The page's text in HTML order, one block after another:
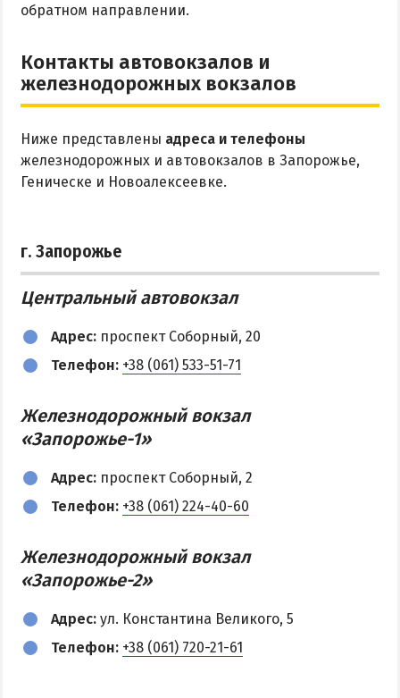
обратном направлении.
Контакты автовокзалов и
железнодорожных вокзалов
Ниже представлены адреса и телефоны
железнодорожных и автовокзалов в Запорожье,
Геническе и Новоалексеевке.
г. Запорожье
Центральный автовокзал
Адрес: проспект Соборный, 20
Телефон: +38 (061) 533-51-71
Железнодорожный вокзал
«Запорожье-1»
Адрес: проспект Соборный, 2
Телефон: +38 (061) 224-40-60
Железнодорожный вокзал
«Запорожье-2»
Адрес: ул. Константина Великого, 5
Телефон: +38 (061) 720-21-61